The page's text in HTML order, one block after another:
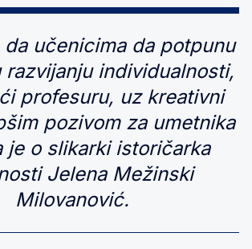
da učenicima da potpunu
razvijanju individualnosti,
profesuru, uz kreativni
pozivom za umetnika
je o slikarki istoričarka
Jelena Mežinski
Milovanović.